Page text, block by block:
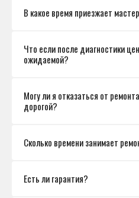
В какое время приезжает
Что если после диагностики
ожидаемой?
Могу ли я отказаться от
дорогой?
Сколько времени занимает
Есть ли гарантия?